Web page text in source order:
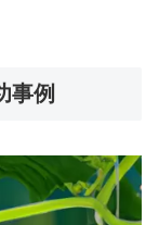
事例